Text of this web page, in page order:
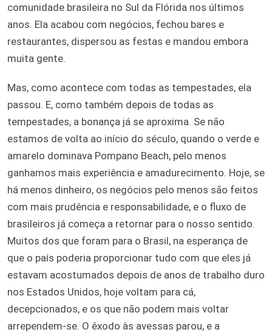
comunidade brasileira no Sul da Flórida nos últimos
anos. Ela acabou com negócios, fechou bares e
restaurantes, dispersou as festas e mandou embora
muita gente.
Mas, como acontece com todas as tempestades, ela
passou. E, como também depois de todas as
tempestades, a bonança já se aproxima. Se não
estamos de volta ao início do século, quando o verde e
amarelo dominava Pompano Beach, pelo menos
ganhamos mais experiência e amadurecimento. Hoje, se
há menos dinheiro, os negócios pelo menos são feitos
com mais prudência e responsabilidade, e o fluxo de
brasileiros já começa a retornar para o nosso sentido.
Muitos dos que foram para o Brasil, na esperança de
que o país poderia proporcionar tudo com que eles já
estavam acostumados depois de anos de trabalho duro
nos Estados Unidos, hoje voltam para cá,
decepcionados, e os que não podem mais voltar
arrependem-se. O êxodo às avessas parou, e a